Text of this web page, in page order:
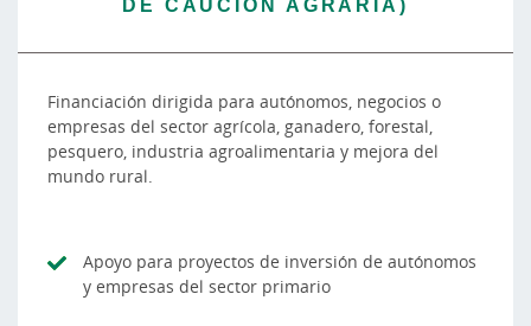
Financiación dirigida para autónomos, negocios o
empresas del sector agrícola, ganadero, forestal,
pesquero, industria agroalimentaria y mejora del
mundo rural.
Apoyo para proyectos de inversión de autónomos
y empresas del sector primario